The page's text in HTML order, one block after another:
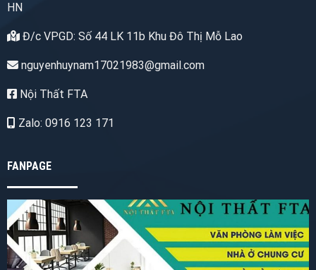
HN
Đ/c VPGD: Số 44 LK 11b Khu Đô Thị Mỗ Lao
nguyenhuynam17021983@gmail.com
Nội Thất FTA
Zalo: 0916 123 171
FANPAGE